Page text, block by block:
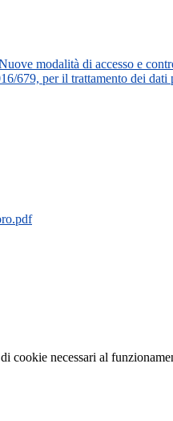
modalità di accesso e
679, per il trattamento dei
cookie necessari al